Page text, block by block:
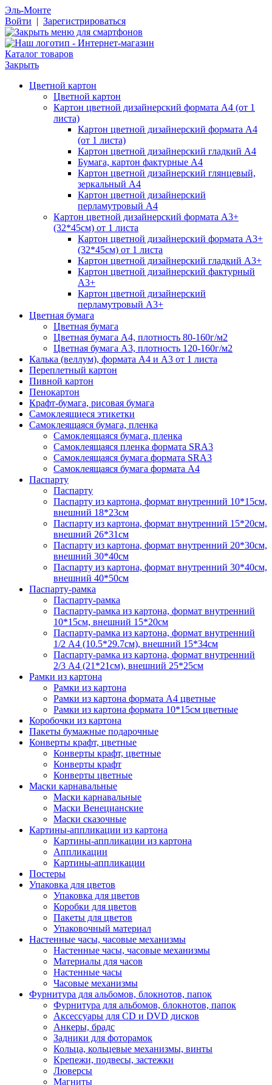
Эль-Монте
Войти | Зарегистрироваться
Каталог товаров
Закрыть
Цветной картон
Цветной картон
Картон цветной дизайнерский формата А4 (от 1
листа)
Картон цветной дизайнерский формата А4
(от 1 листа)
Картон цветной дизайнерский гладкий А4
Бумага, картон фактурные А4
Картон цветной дизайнерский глянцевый,
зеркальный А4
Картон цветной дизайнерский
перламутровый А4
Картон цветной дизайнерский формата А3+
(32*45см) от 1 листа
Картон цветной дизайнерский формата А3+
(32*45см) от 1 листа
Картон цветной дизайнерский гладкий А3+
Картон цветной дизайнерский фактурный
А3+
Картон цветной дизайнерский
перламутровый А3+
Цветная бумага
Цветная бумага
Цветная бумага А4, плотность 80-160г/м2
Цветная бумага А3, плотность 120-160г/м2
Калька (веллум), формата А4 и А3 от 1 листа
Переплетный картон
Пивной картон
Пенокартон
Крафт-бумага, рисовая бумага
Самоклеящиеся этикетки
Самоклеящаяся бумага, пленка
Самоклеящаяся бумага, пленка
Самоклеящаяся пленка формата SRА3
Самоклеящаяся бумага формата SRА3
Самоклеящаяся бумага формата А4
Паспарту
Паспарту
Паспарту из картона, формат внутренний 10*15см,
внешний 18*23см
Паспарту из картона, формат внутренний 15*20см,
внешний 26*31см
Паспарту из картона, формат внутренний 20*30см,
внешний 30*40см
Паспарту из картона, формат внутренний 30*40см,
внешний 40*50см
Паспарту-рамка
Паспарту-рамка
Паспарту-рамка из картона, формат внутренний
10*15см, внешний 15*20см
Паспарту-рамка из картона, формат внутренний
1/2 А4 (10.5*29.7см), внешний 15*34см
Паспарту-рамка из картона, формат внутренний
2/3 А4 (21*21см), внешний 25*25см
Рамки из картона
Рамки из картона
Рамки из картона формата А4 цветные
Рамки из картона формата 10*15см цветные
Коробочки из картона
Пакеты бумажные подарочные
Конверты крафт, цветные
Конверты крафт, цветные
Конверты крафт
Конверты цветные
Маски карнавальные
Маски карнавальные
Маски Венецианские
Маски сказочные
Картины-аппликации из картона
Картины-аппликации из картона
Аппликации
Картины-аппликации
Постеры
Упаковка для цветов
Упаковка для цветов
Коробки для цветов
Пакеты для цветов
Упаковочный материал
Настенные часы, часовые механизмы
Настенные часы, часовые механизмы
Материалы для часов
Настенные часы
Часовые механизмы
Фурнитура для альбомов, блокнотов, папок
Фурнитура для альбомов, блокнотов, папок
Аксессуары для CD и DVD дисков
Анкеры, брадс
Задники для фоторамок
Кольца, кольцевые механизмы, винты
Крепежи, подвесы, застежки
Люверсы
Магниты